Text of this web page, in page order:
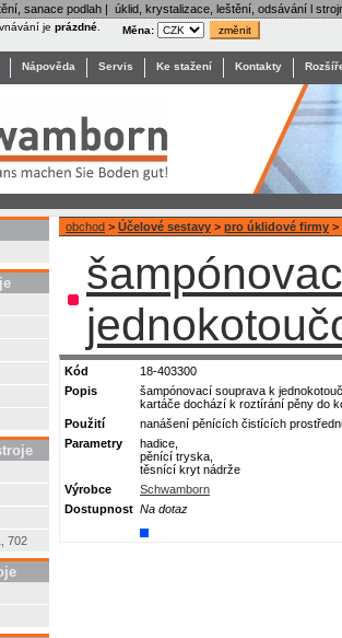
sanace podlah | úklid, krystalizace, leštění, odsávání l
je prázdné Měna:
Nápověda Servis Ke stažení Kontakty
702
obchod > Účelové sestavy > pro úklidové firmy >
Kód
18-403300
Popis
šampónovací souprava k
kartáče dochází k roztírání pěny do
Použití
nanášení pěnících čistících
Parametry
hadice,
pěnící tryska,
těsnící kryt nádrže
Výrobce
Schwamborn
Dostupnost Na dotaz